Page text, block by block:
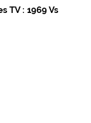
TV : 1969 Vs